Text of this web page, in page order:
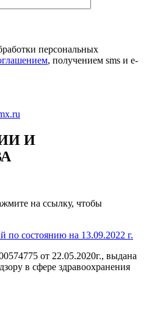
персональных
, получением sms и e-
И
на ссылку, чтобы
по состоянию на 13.09.2022 г.
от 22.05.2020г., выдана
в сфере здравоохранения